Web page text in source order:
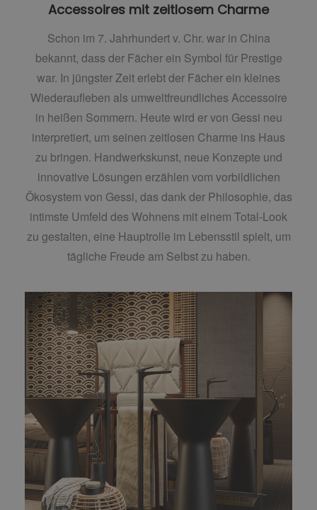
Accessoires mit zeitlosem Charme
Schon im 7. Jahrhundert v. Chr. war in China
bekannt, dass der Fächer ein Symbol für Prestige
war. In jüngster Zeit erlebt der Fächer ein kleines
Wiederaufleben als umweltfreundliches Accessoire
in heißen Sommern. Heute wird er von Gessi neu
interpretiert, um seinen zeitlosen Charme ins Haus
zu bringen. Handwerkskunst, neue Konzepte und
innovative Lösungen erzählen vom vorbildlichen
Ökosystem von Gessi, das dank der Philosophie, das
intimste Umfeld des Wohnens mit einem Total-Look
zu gestalten, eine Hauptrolle im Lebensstil spielt, um
tägliche Freude am Selbst zu haben.